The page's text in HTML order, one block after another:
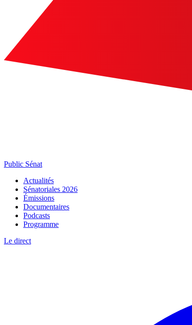
Public Sénat
Actualités
Sénatoriales 2026
Émissions
Documentaires
Podcasts
Programme
Le direct